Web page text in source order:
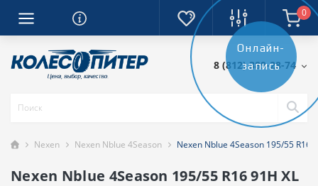
0
8 (812) 389-28-74
Nexen Nexen Nblue 4Season Nexen Nblue 4Season 195/55 R16
Nexen Nblue 4Season 195/55 R16 91H XL
Онлайн-
запись